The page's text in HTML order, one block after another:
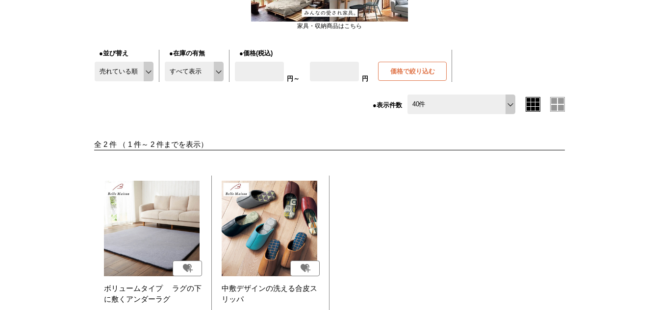
家具・収納商品はこちら
●並び替え ●在庫の有無 ●価格(税込)
円～ 円
価格で絞り込む
●表示件数
全 2 件 （ 1 件～ 2 件までを表示）
ボリュームタイプ ラグの下
に敷くアンダーラグ
中敷デザインの洗える合皮ス
リッパ